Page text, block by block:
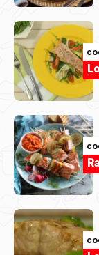
E-pošta:
Telefon: 0800
Trudit ćemo se
omogućiti
odgovarajućem
Postupak
U slučaju
pristupačnosti,
Pravobranitelju
Hrvatske
www.posi.hr